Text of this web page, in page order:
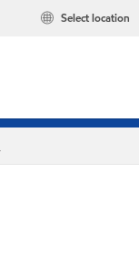
Select location